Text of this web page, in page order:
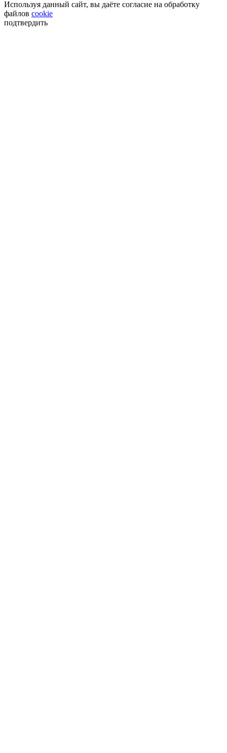
Используя данный сайт, вы даёте согласие на обработку
файлов cookie
подтвердить